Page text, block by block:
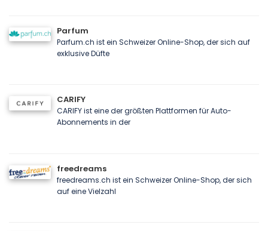
Parfum
Parfum.ch ist ein Schweizer Online-Shop, der sich auf
exklusive Düfte
CARIFY
CARIFY ist eine der größten Plattformen für Auto-
Abonnements in der
freedreams
freedreams.ch ist ein Schweizer Online-Shop, der sich
auf eine Vielzahl